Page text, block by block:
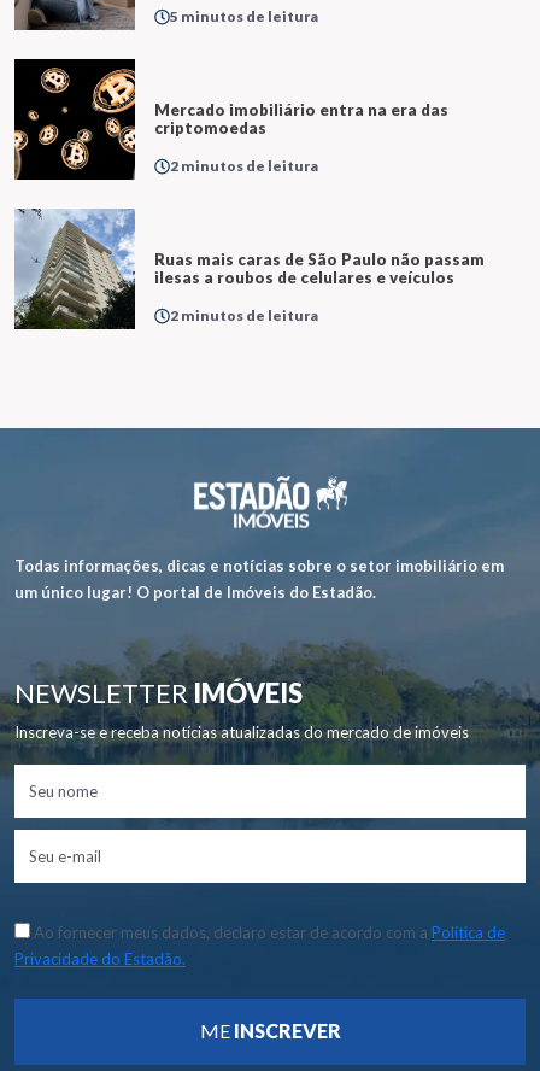
5 minutos de leitura
Mercado imobiliário entra na era das
criptomoedas
2 minutos de leitura
Ruas mais caras de São Paulo não passam
ilesas a roubos de celulares e veículos
2 minutos de leitura
Todas informações, dicas e notícias sobre o setor imobiliário em
um único lugar! O portal de Imóveis do Estadão.
NEWSLETTERIMÓVEIS
Inscreva-se e receba notícias atualizadas do mercado de imóveis
Ao fornecer meus dados, declaro estar de acordo com a Política de
Privacidade do Estadão.
ME INSCREVER